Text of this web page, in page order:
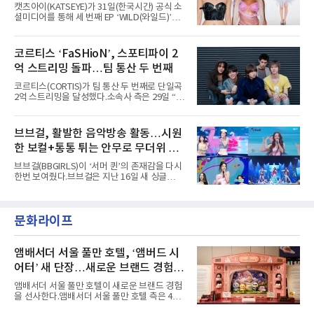
매력으로 음악팬들의 눈도장을 찍었다.이후
AxMxP는 '카운트다운 판타지 2025-2026',
정적인 실력을 입증했고, 올해 '2026 어썸뮤직
페스티벌', '뷰티풀 민트 라이프 2026', '2026
캣츠아이(KATSEYE)가 31일(한국시간) 공식 소
셜미디어를 통해 세 번째 EP ‘WILD(와일드)’의
heart(와일드 하트)’라는 제목이 붙은 콘셉트 포
토에는 멤버들의 본능적이고 야성적인 면모가
강렬하게 담겼다. 짙은 아이섀도와 푸른빛·금빛·
붉은빛의 컬러 렌즈가 비현실적인 분위기를 자
아내고, 여러 원색이 불규칙하게 뒤섞인 멀티컬
러 헤어와 과감한 블루·블랙 립 메이크업이 낯설
고도 매혹적인 비주얼을 완성했다.스타일링 역
엣을 거침없이 결합했다. 멤버들은 각기 다른 개
성을 살린 스타일링을 선
코르티스 ‘FaSHioN’, 스포티파이 2
억 스트리밍 돌파…팀 통산 두 번째
코르티스(CORTIS)가 팀 통산 두 번째로 단일곡
2억 스트리밍을 달성했다.소속사 측은 29일 “코
벌 오디오·음원 스트리밍 플랫폼 스포티파이에
서 27일 자로 누적 재생 수 2억 회를 돌파했
다”고 밝혔다.곡이 발표된 지 약 10개월 만이다.
팀의 첫 번째 2억 스트리밍 곡은 동일 음반에 수
록된 ‘GO!’다. 이 노래는 공개 약 9개월 만인 지
난달 26일 자에 2억 고지를 밟았다. 이는 최근 5
년 내 데뷔한 보이그룹의 곡 중 최단기 2억 달성
했다. “내 티, 5 bucks 바지는, 만원” 등 멤버들
의 라이프 스타일
브브걸, 활발한 음악방송 활동…시원
한 보컬+통통 튀는 안무로 무더위 사
냥
브브걸(BBGIRLS)이 ‘서머 퀸’의 존재감을 다시
한번 보여줬다.브브걸은 지난 16일 새 싱글
MBC '쇼! 음악중심', SBS '인기가요' 등 주요 음
악방송 무대에 올라 화려한 퍼포먼스를 펼쳤다.
력을 앞세워 매 무대 색다른 볼거리를 선사했다.
특히 화사한 파스텔 톤의 비치웨어부터 청량한
마린룩, 햇살 아래 반짝이는 물결을 연상시키는
스커트, 강렬한 붉은 계열의 스타일링까지 각기
다른 매력을 선보였다. 브브걸은 다채로운 여름
패션을 완벽하게 소화하며 보
문화라이프
앰배서더 서울 풀만 호텔, ‘앰버드 시
어터’ 새 단장…새로운 브랜드 경험 선
사
앰배서더 서울 풀만 호텔이 새로운 브랜드 경험
을 선사한다.앰배서더 서울 풀만 호텔 측은 4일